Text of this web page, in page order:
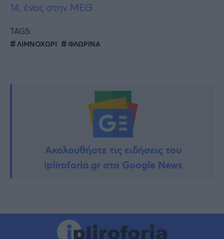
14, ένας στην ΜΕΘ
TAGS:
ΛΙΜΝΟΧΩΡΙ ΦΛΩΡΙΝΑ
Ακολουθήστε τις ειδήσεις του
ipliroforia.gr στο Google News